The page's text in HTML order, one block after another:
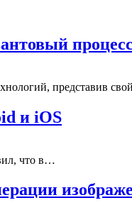
представив
и iOS
что в…